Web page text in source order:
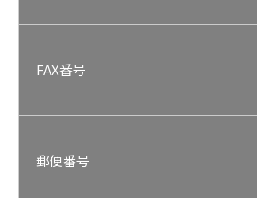
FAX番号
郵便番号